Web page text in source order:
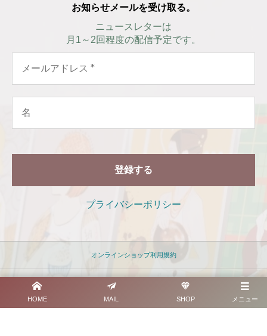
メニュー
HOME MAIL SHOP
お知らせメールを受け取る。
ニュースレターは
月1～2回程度の配信予定です。
プライバシーポリシー
オンラインショップ利用規約
プライバシーポリシー
特定商取引法に基づく記載